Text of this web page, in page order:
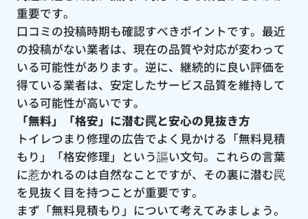
重要です。
口コミの投稿時期も確認すべきポイントです。最近
の投稿がない業者は、現在の品質や対応が変わって
いる可能性があります。逆に、継続的に良い評価を
得ている業者は、安定したサービス品質を維持して
いる可能性が高いです。
「無料」「格安」に潜む罠と安心の見抜き方
トイレつまり修理の広告でよく見かける「無料見積
もり」「格安修理」という謳い文句。これらの言葉
に惹かれるのは自然なことですが、その裏に潜む罠
を見抜く目を持つことが重要です。
まず「無料見積もり」について考えてみましょう。